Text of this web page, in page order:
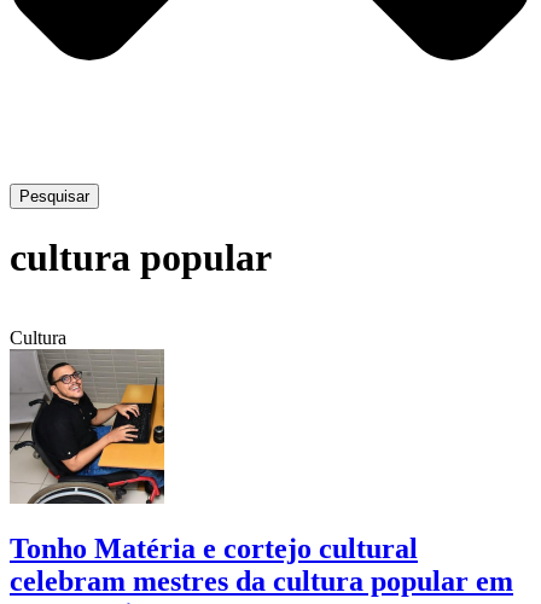
Pesquisar
cultura popular
Cultura
Tonho Matéria e cortejo cultural
celebram mestres da cultura popular em